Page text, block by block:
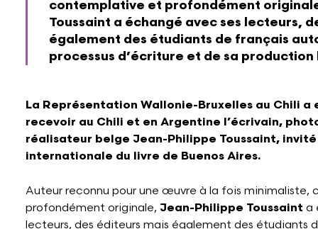
contemplative et profondément
Toussaint a échangé avec ses lecteurs,
également des étudiants de français
processus d’écriture et de sa
La Représentation Wallonie-Bruxelles au Chili a
recevoir au Chili et en Argentine l’écrivain,
réalisateur belge Jean-Philippe Toussaint,
internationale du livre de Buenos Aires.
Auteur reconnu pour une œuvre à la fois minimaliste,
profondément originale, Jean-Philippe Toussaint a
lecteurs, des éditeurs mais également des étudiants